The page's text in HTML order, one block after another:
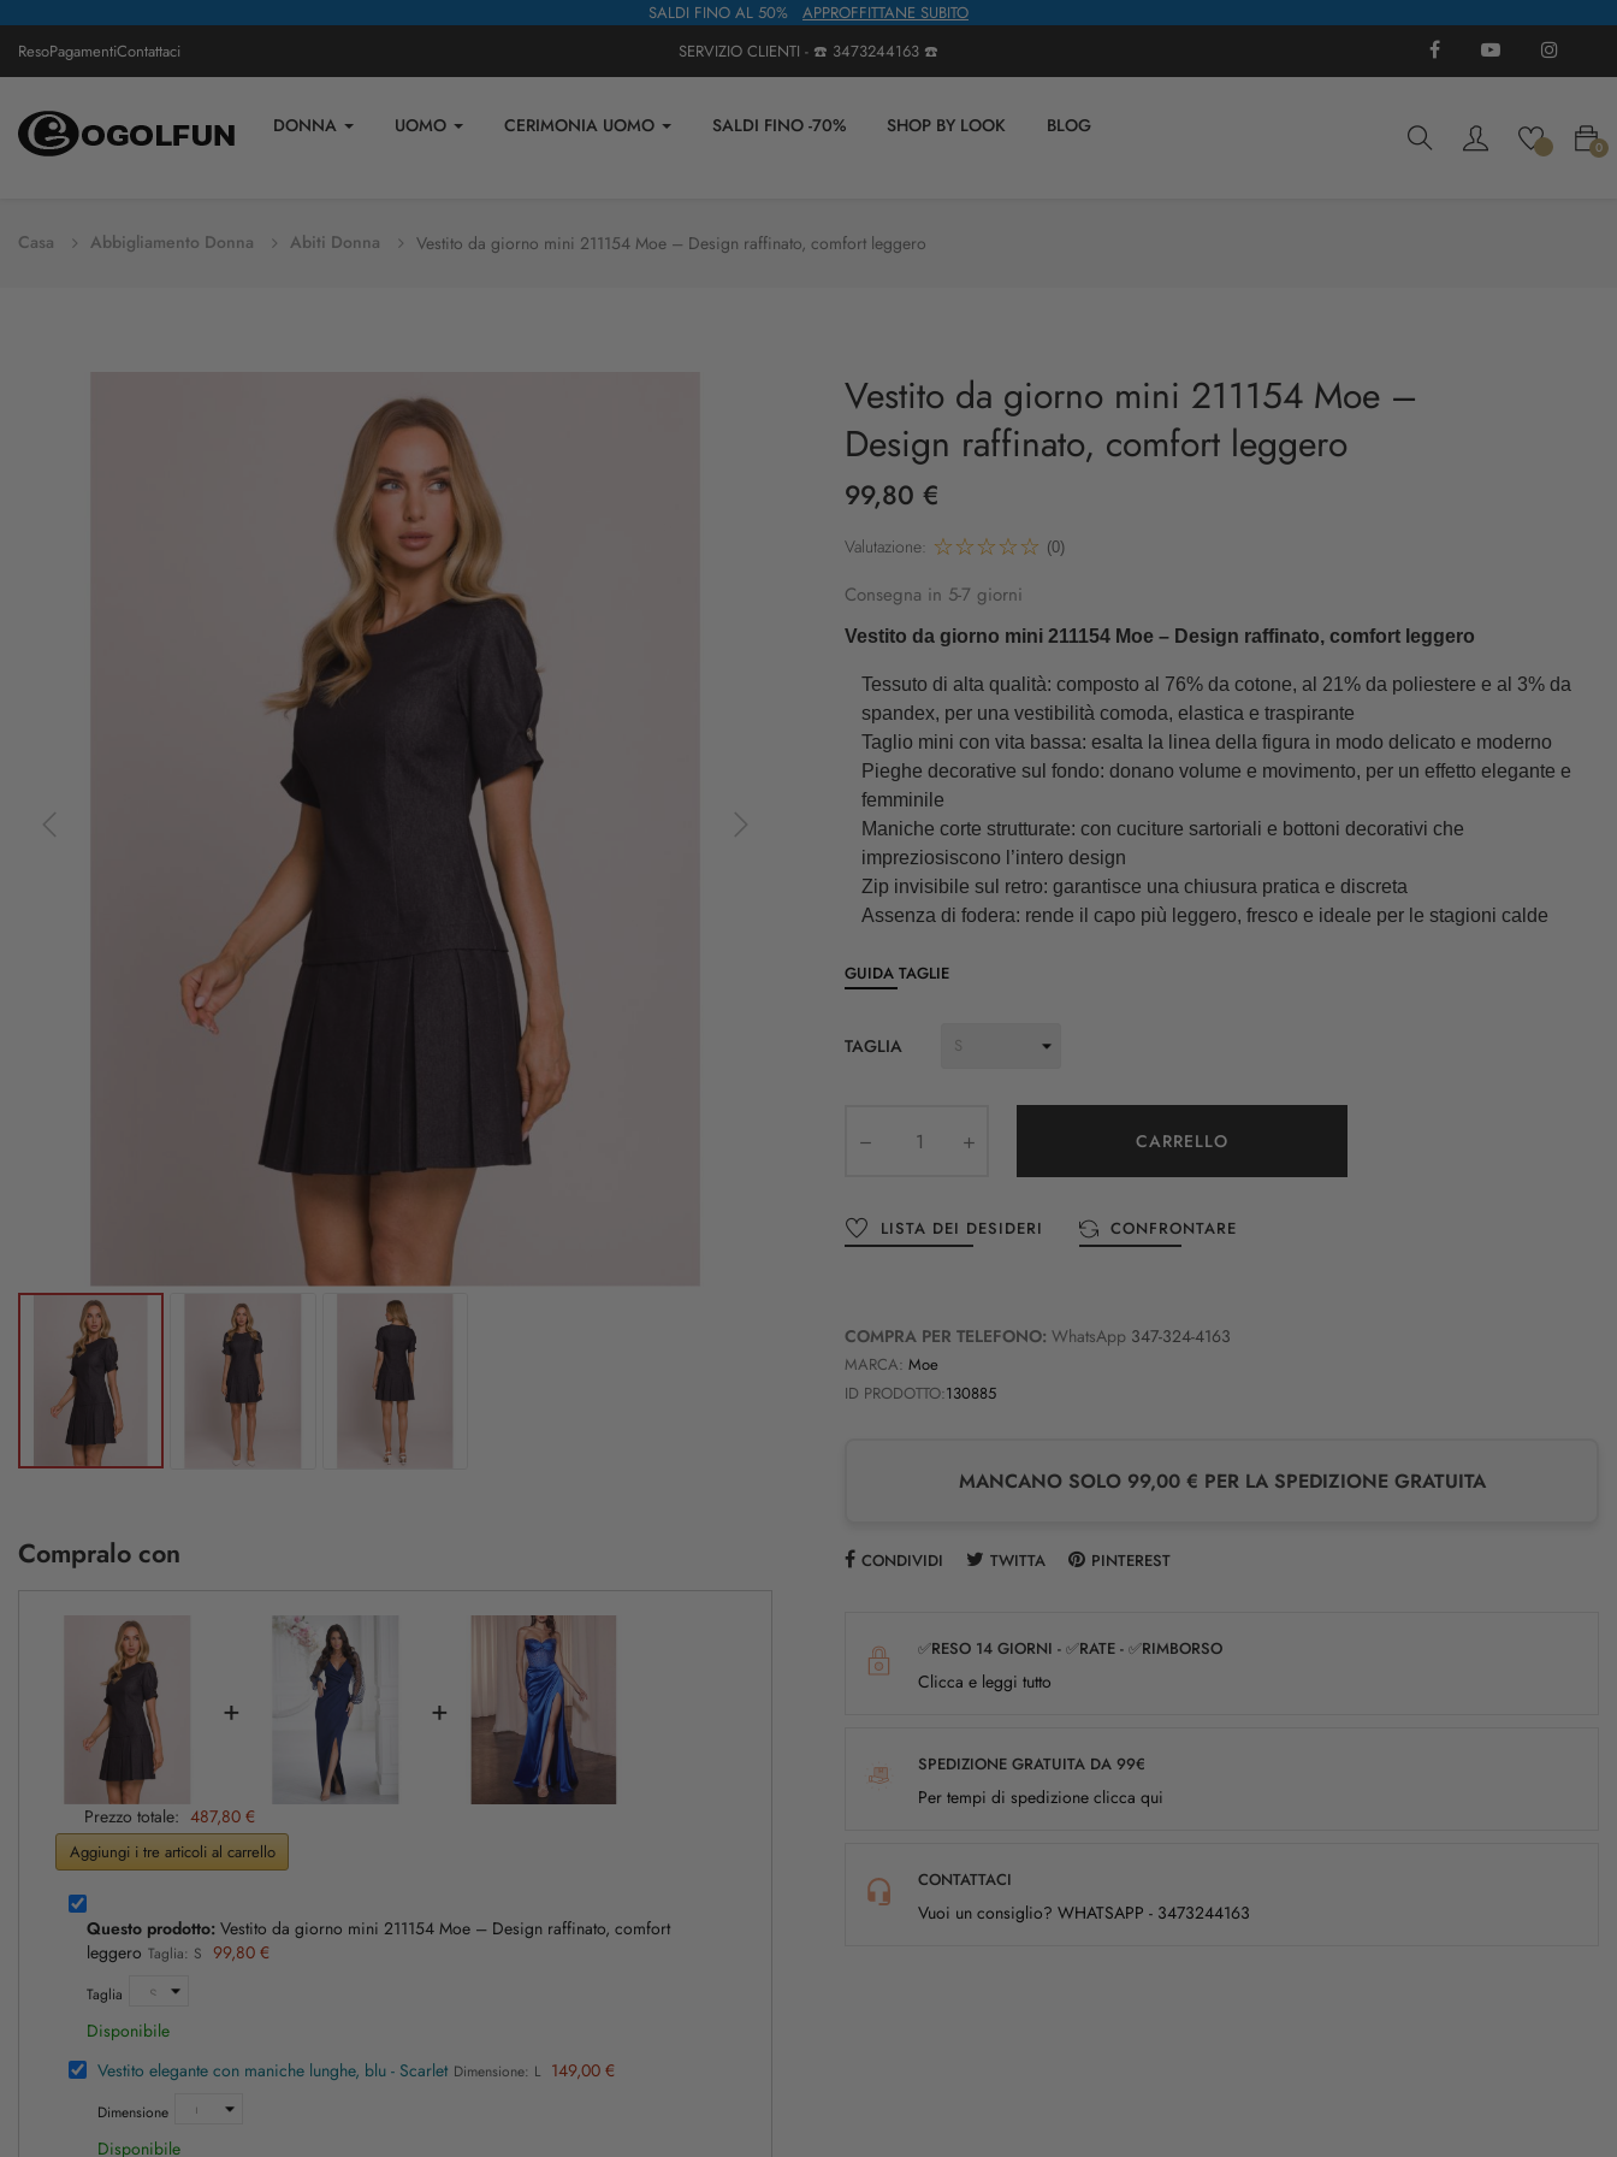
SALDI FINO AL 50% APPROFFITTANE SUBITO
ResoPagamentiContattaci SERVIZIO CLIENTI - ☎️ 3473244163 ☎️ FacebookYouTube
DONNA UOMO CERIMONIA UOMO SALDI FINO -70% SHOP BY LOOK BLOG
0
Casa Abbigliamento Donna Abiti Donna Vestito da giorno mini 211154 Moe – Design raffinato, comfort leggero
Compralo con
+ +
Prezzo totale: 487,80 €
Aggiungi i tre articoli al carrello
Questo prodotto: Vestito da giorno mini 211154 Moe – Design raffinato, comfort
leggero Taglia: S 99,80 €
Taglia
Disponibile
Vestito elegante con maniche lunghe, blu - Scarlet Dimensione: L 149,00 €
Dimensione
Disponibile
Vestito da giorno mini 211154 Moe –
Design raffinato, comfort leggero
99,80 €
Valutazione: (0)
Consegna in 5-7 giorni
Vestito da giorno mini 211154 Moe – Design raffinato, comfort leggero
Tessuto di alta qualità: composto al 76% da cotone, al 21% da poliestere e al 3% da
spandex, per una vestibilità comoda, elastica e traspirante
Taglio mini con vita bassa: esalta la linea della figura in modo delicato e moderno
Pieghe decorative sul fondo: donano volume e movimento, per un effetto elegante e
femminile
Maniche corte strutturate: con cuciture sartoriali e bottoni decorativi che
impreziosiscono l’intero design
Zip invisibile sul retro: garantisce una chiusura pratica e discreta
Assenza di fodera: rende il capo più leggero, fresco e ideale per le stagioni calde
GUIDA TAGLIE
TAGLIA
CARRELLO
LISTA DEI DESIDERI CONFRONTARE
COMPRA PER TELEFONO: WhatsApp 347-324-4163
MARCA: Moe
ID PRODOTTO:130885
MANCANO SOLO 99,00 € PER LA SPEDIZIONE GRATUITA
CONDIVIDI TWITTA PINTEREST
✅RESO 14 GIORNI - ✅RATE - ✅RIMBORSO
Clicca e leggi tutto
SPEDIZIONE GRATUITA DA 99€
Per tempi di spedizione clicca qui
CONTATTACI
Vuoi un consiglio? WHATSAPP - 3473244163